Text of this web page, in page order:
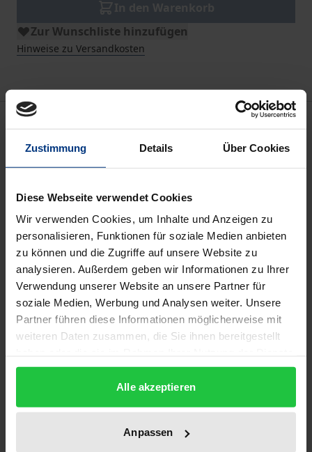
Zustimmung Details Über Cookies
Diese Webseite verwendet Cookies
Wir verwenden Cookies, um Inhalte und Anzeigen zu
personalisieren, Funktionen für soziale Medien anbieten
zu können und die Zugriffe auf unsere Website zu
analysieren. Außerdem geben wir Informationen zu Ihrer
Verwendung unserer Website an unsere Partner für
soziale Medien, Werbung und Analysen weiter. Unsere
Partner führen diese Informationen möglicherweise mit
weiteren Daten zusammen, die Sie ihnen bereitgestellt
gesammelt haben.
Alle akzeptieren
Anpassen
Zur Wunschliste hinzufügen
Hinweise zu Versandkosten
Beschreibung
gewachsen. So haben mehrere verfassungsrechtlich
und landespolitisch bedeutsame Entscheidungen
das Interesse auch in der Öffentlichkeit spürbar
erhöht.
Diese Arbeit behandelt die herausragende
Landesinstitution erstmals in umfassender Weise.
Dabei werden die Entstehungsgeschichte, die innere
Organisation, die allgemeinen und besonderen
informelle Verhalten des Wahlausschusses, und
damit der Einfluß der Parteien auf die
Zusammensetzung des Gerichts.